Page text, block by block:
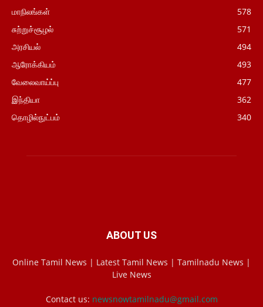
மாநிலங்கள்
578
சுற்றுச்சூழல்
571
அரசியல்
494
ஆரோக்கியம்
493
வேலைவாய்ப்பு
477
இந்தியா
362
தொழில்நுட்பம்
340
ABOUT US
Online Tamil News | Latest Tamil News | Tamilnadu News |
Live News
Contact us: newsnowtamilnadu@gmail.com